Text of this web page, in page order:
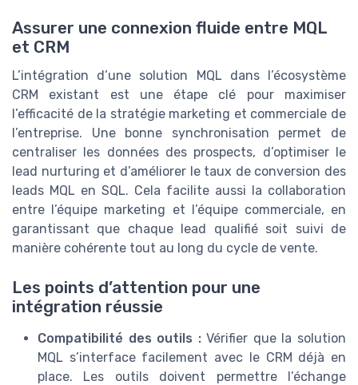
Assurer une connexion fluide entre MQL
et CRM
L’intégration d’une solution MQL dans l’écosystème
CRM existant est une étape clé pour maximiser
l’efficacité de la stratégie marketing et commerciale de
l’entreprise. Une bonne synchronisation permet de
centraliser les données des prospects, d’optimiser le
lead nurturing et d’améliorer le taux de conversion des
leads MQL en SQL. Cela facilite aussi la collaboration
entre l’équipe marketing et l’équipe commerciale, en
garantissant que chaque lead qualifié soit suivi de
manière cohérente tout au long du cycle de vente.
Les points d’attention pour une
intégration réussie
Compatibilité des outils :Vérifier que la solution
MQL s’interface facilement avec le CRM déjà en
place. Les outils doivent permettre l’échange